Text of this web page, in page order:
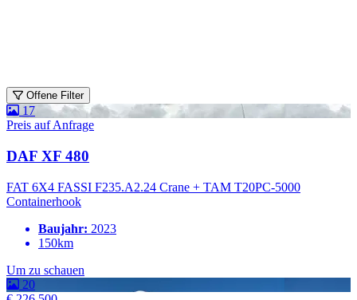
Offene Filter
17
Preis auf Anfrage
DAF XF 480
FAT 6X4 FASSI F235.A2.24 Crane + TAM T20PC-5000
Containerhook
Baujahr: 2023
150km
Um zu schauen
20